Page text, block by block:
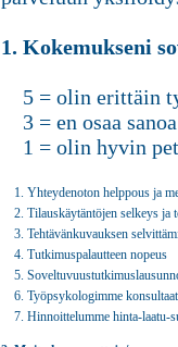
1. Kokemukseni
5 = olin erittäin
3 = en osaa sanoa
1 = olin hyvin
1. Yhteydenoton helppous ja
2. Tilauskäytäntöjen selkeys ja
3. Tehtävänkuvauksen
4. Tutkimuspalautteen nopeus
5.
6. Työpsykologimme
7. Hinnoittelumme hinta-laatu-